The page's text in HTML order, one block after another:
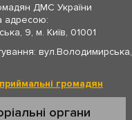
ДМС України
адресою:
9, м. Київ, 01001
вул.Володимирська,
громадян
органи